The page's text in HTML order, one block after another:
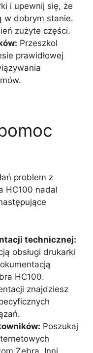
i upewnij się, że
w dobrym stanie.
zużyte części.
Przeszkol
prawidłowej
problem z
HC100 nadal
technicznej:
obsługi drukarki
HC100.
znajdziesz
Poszukaj
Zebra. Inni